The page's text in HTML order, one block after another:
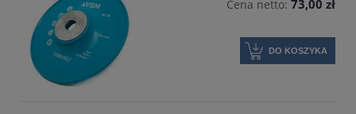
Cena netto: 73,00 zł
DO KOSZYKA